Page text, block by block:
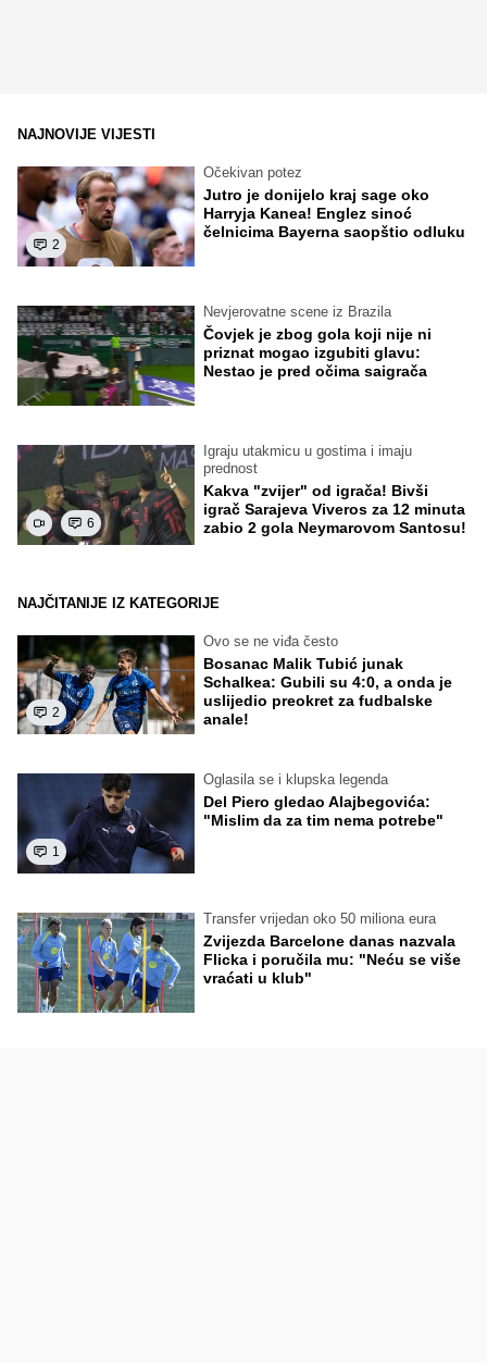
NAJNOVIJE VIJESTI
2
Očekivan potez
Jutro je donijelo kraj sage oko
Harryja Kanea! Englez sinoć
čelnicima Bayerna saopštio odluku
Nevjerovatne scene iz Brazila
Čovjek je zbog gola koji nije ni
priznat mogao izgubiti glavu:
Nestao je pred očima saigrača
6
Igraju utakmicu u gostima i imaju
prednost
Kakva "zvijer" od igrača! Bivši
igrač Sarajeva Viveros za 12 minuta
zabio 2 gola Neymarovom Santosu!
NAJČITANIJE IZ KATEGORIJE
2
Ovo se ne viđa često
Bosanac Malik Tubić junak
Schalkea: Gubili su 4:0, a onda je
uslijedio preokret za fudbalske
anale!
1
Oglasila se i klupska legenda
Del Piero gledao Alajbegovića:
"Mislim da za tim nema potrebe"
Transfer vrijedan oko 50 miliona eura
Zvijezda Barcelone danas nazvala
Flicka i poručila mu: "Neću se više
vraćati u klub"